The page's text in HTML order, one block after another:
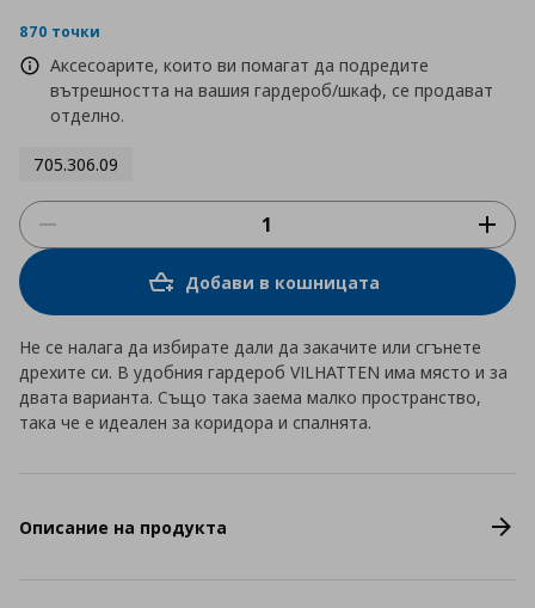
870 точки
Аксесоарите, които ви помагат да подредите
вътрешността на вашия гардероб/шкаф, се продават
отделно.
705.306.09
Добави в кошницата
Не се налага да избирате дали да закачите или сгънете
дрехите си. В удобния гардероб VILHATTEN има място и за
двата варианта. Също така заема малко пространство,
така че е идеален за коридора и спалнята.
Описание на продукта